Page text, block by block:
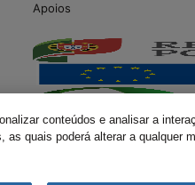
Apoios
conteúdos e analisar a
quais poderá alterar a qualquer